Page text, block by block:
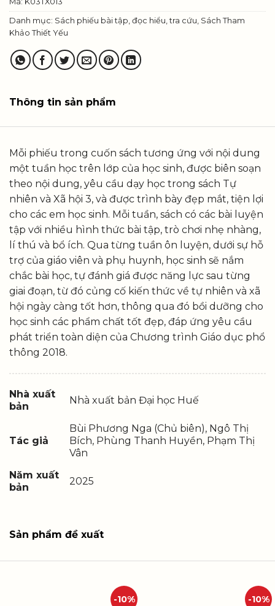
Danh mục: Sách phiếu bài tập, đọc hiểu, tra cứu Sách Tham
Khảo Thiết Yếu
Thông tin sản phẩm
Mỗi phiếu trong cuốn sách tương ứng với nội dung
một tuần học trên lớp của học sinh, được biên soạn
theo nội dung, yêu cầu dạy học trong sách Tự
nhiên và Xã hội 3, và được trình bày đẹp mắt, tiện lợi
cho các em học sinh. Mỗi tuần, sách có các bài luyện
tập với nhiều hình thức bài tập, trò chơi nhẹ nhàng,
lí thú và bổ ích. Qua từng tuần ôn luyện, dưới sự hỗ
trợ của giáo viên và phụ huynh, học sinh sẽ nắm
chắc bài học, tự đánh giá được năng lực sau từng
giai đoạn, từ đó củng cố kiến thức về tự nhiên và xã
hội ngày càng tốt hơn, thông qua đó bồi dưỡng cho
học sinh các phẩm chất tốt đẹp, đáp ứng yêu cầu
phát triển toàn diện của Chương trình Giáo dục phổ
thông 2018.
Nhà xuất
bản
Nhà xuất bản Đại học Huế
Tác giả
Bùi Phương Nga (Chủ biên), Ngô Thị
Bích, Phùng Thanh Huyền, Phạm Thị
Vân
Năm xuất
bản
2025
Sản phẩm đề xuất
-10% -10%